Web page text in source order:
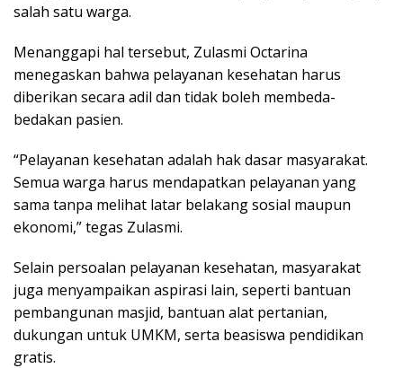
salah satu warga.
Menanggapi hal tersebut, Zulasmi Octarina
menegaskan bahwa pelayanan kesehatan harus
diberikan secara adil dan tidak boleh membeda-
bedakan pasien.
“Pelayanan kesehatan adalah hak dasar masyarakat.
Semua warga harus mendapatkan pelayanan yang
sama tanpa melihat latar belakang sosial maupun
ekonomi,” tegas Zulasmi.
Selain persoalan pelayanan kesehatan, masyarakat
juga menyampaikan aspirasi lain, seperti bantuan
pembangunan masjid, bantuan alat pertanian,
dukungan untuk UMKM, serta beasiswa pendidikan
gratis.